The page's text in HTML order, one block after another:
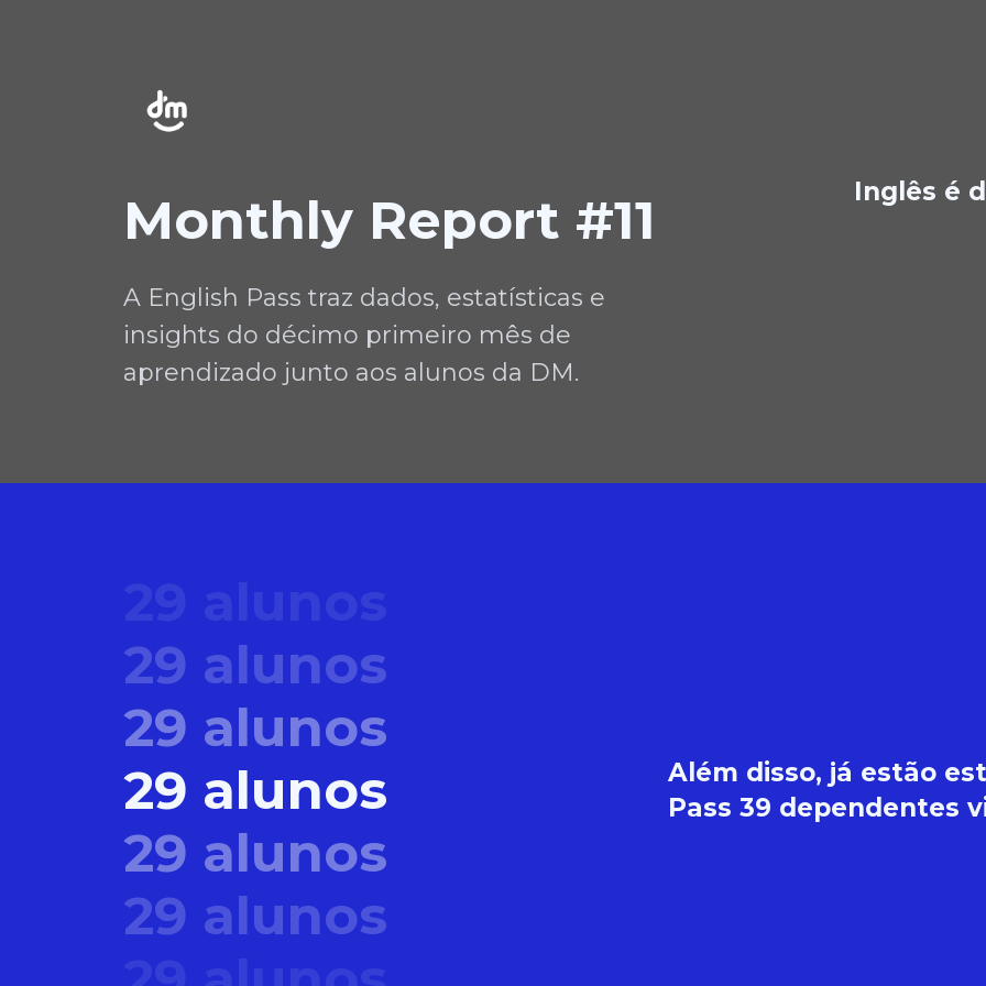
Monthly Report #11
A English Pass traz dados, estatísticas e
insights do décimo primeiro mês de
aprendizado junto aos alunos da DM.
Inglês é
29 alunos
29 alunos
29 alunos
29 alunos
29 alunos
Além disso, já estão
Pass 39 dependentes